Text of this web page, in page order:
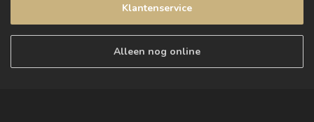
Klantenservice
Alleen nog online